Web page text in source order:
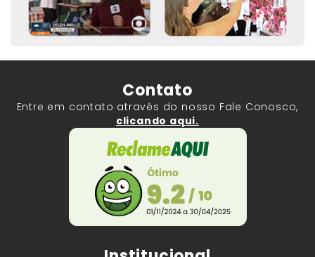
Contato
Entre em contato através do nosso Fale Conosco,
clicando aqui.